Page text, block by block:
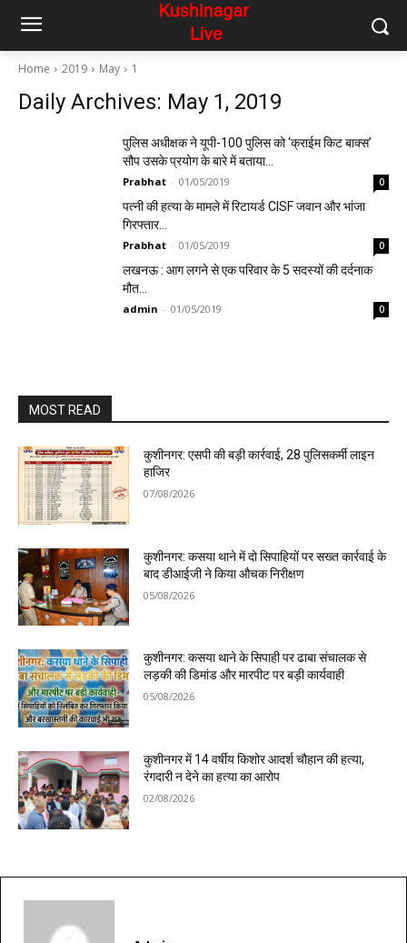
Home 2019 May 1
Daily Archives: May 1, 2019
पुलिस अधीक्षक ने यूपी-100 पुलिस को ‘क्राईम किट बाक्स’
सौप उसके प्रयोग के बारे में बताया…
Prabhat - 01/05/2019 0
पत्नी की हत्या के मामले में रिटायर्ड CISF जवान और भांजा
गिरफ्तार…
Prabhat - 01/05/2019 0
लखनऊ : आग लगने से एक परिवार के 5 सदस्यों की दर्दनाक
मौत…
admin - 01/05/2019 0
MOST READ
कुशीनगर: एसपी की बड़ी कार्रवाई, 28 पुलिसकर्मी लाइन
हाजिर
07/08/2026
कुशीनगर: कसया थाने में दो सिपाहियों पर सख्त कार्रवाई के
बाद डीआईजी ने किया औचक निरीक्षण
05/08/2026
कुशीनगर: कसया थाने के सिपाही पर ढाबा संचालक से
लड़की की डिमांड और मारपीट पर बड़ी कार्यवाही
05/08/2026
कुशीनगर में 14 वर्षीय किशोर आदर्श चौहान की हत्या,
रंगदारी न देने का हत्या का आरोप
02/08/2026